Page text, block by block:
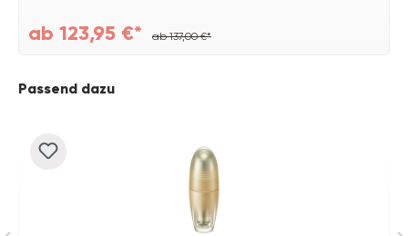
ab 123,95 €* ab 137,00 €*
Produktgalerie überspringen
Passend dazu